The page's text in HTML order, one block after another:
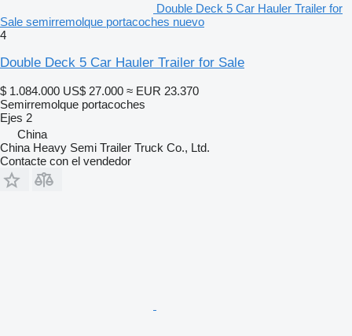
Double Deck 5 Car Hauler Trailer for
Sale semirremolque portacoches nuevo
4
Double Deck 5 Car Hauler Trailer for Sale
$ 1.084.000 US$ 27.000 ≈ EUR 23.370
Semirremolque portacoches
Ejes 2
China
China Heavy Semi Trailer Truck Co., Ltd.
Contacte con el vendedor